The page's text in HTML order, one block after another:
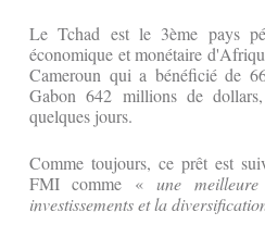
Le Tchad est le 3ème pays
économique et monétaire
Cameroun qui a bénéficié de
Gabon 642 millions de
quelques jours.
Comme toujours, ce prêt est
FMI comme «une
investissements et la